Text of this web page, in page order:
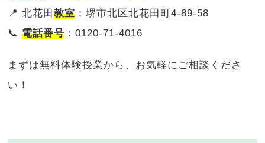
📍 北花田教室 ：堺市北区北花田町4-89-58
📞電話番号 ：0120-71-4016
まずは無料体験授業から、お気軽にご相談くださ
い！